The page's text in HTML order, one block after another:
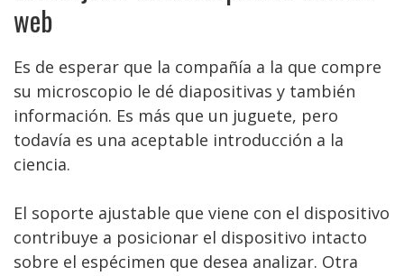
web
Es de esperar que la compañía a la que compre
su microscopio le dé diapositivas y también
información. Es más que un juguete, pero
todavía es una aceptable introducción a la
ciencia.
El soporte ajustable que viene con el dispositivo
contribuye a posicionar el dispositivo intacto
sobre el espécimen que desea analizar. Otra